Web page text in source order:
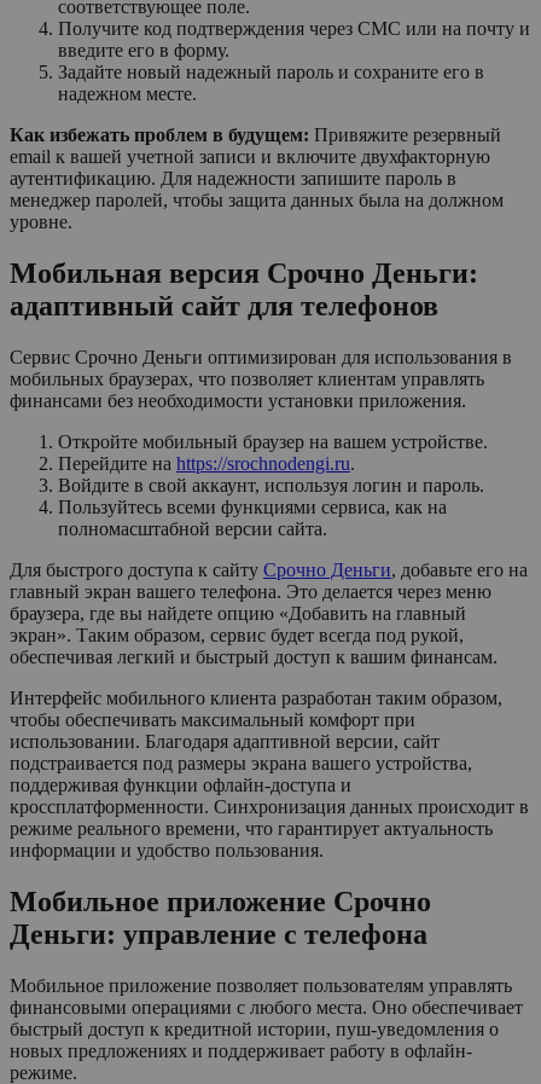
соответствующее поле.
Получите код подтверждения через СМС или на почту и
введите его в форму.
Задайте новый надежный пароль и сохраните его в
надежном месте.
Как избежать проблем в будущем: Привяжите резервный
email к вашей учетной записи и включите двухфакторную
аутентификацию. Для надежности запишите пароль в
менеджер паролей, чтобы защита данных была на должном
уровне.
Мобильная версия Срочно Деньги:
адаптивный сайт для телефонов
Сервис Срочно Деньги оптимизирован для использования в
мобильных браузерах, что позволяет клиентам управлять
финансами без необходимости установки приложения.
Откройте мобильный браузер на вашем устройстве.
Перейдите на https://srochnodengi.ru.
Войдите в свой аккаунт, используя логин и пароль.
Пользуйтесь всеми функциями сервиса, как на
полномасштабной версии сайта.
Для быстрого доступа к сайту Срочно Деньги, добавьте его на
главный экран вашего телефона. Это делается через меню
браузера, где вы найдете опцию «Добавить на главный
экран». Таким образом, сервис будет всегда под рукой,
обеспечивая легкий и быстрый доступ к вашим финансам.
Интерфейс мобильного клиента разработан таким образом,
чтобы обеспечивать максимальный комфорт при
использовании. Благодаря адаптивной версии, сайт
подстраивается под размеры экрана вашего устройства,
поддерживая функции офлайн-доступа и
кроссплатформенности. Синхронизация данных происходит в
режиме реального времени, что гарантирует актуальность
информации и удобство пользования.
Мобильное приложение Срочно
Деньги: управление с телефона
Мобильное приложение позволяет пользователям управлять
финансовыми операциями с любого места. Оно обеспечивает
быстрый доступ к кредитной истории, пуш-уведомления о
новых предложениях и поддерживает работу в офлайн-
режиме.